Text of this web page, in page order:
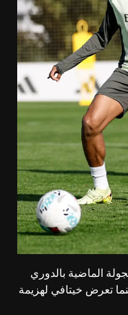
الماضية بالدوري
تعرض خيتافي لهزيمة